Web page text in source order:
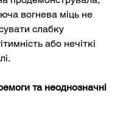
вогнева міць не
слабку
або нечіткі
та неоднозначні